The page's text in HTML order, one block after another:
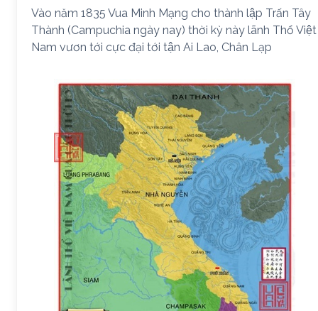
Vào năm 1835 Vua Minh Mạng cho thành lập Trấn Tây
Thành (Campuchia ngày nay) thời kỳ này lãnh Thổ Việt
Nam vươn tới cực đại tới tận Ai Lao, Chân Lạp